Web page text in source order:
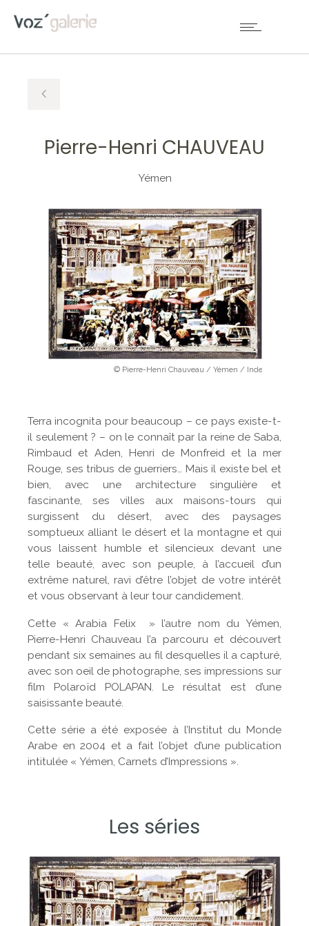
Pierre-Henri CHAUVEAU
Yémen
© Pierre-Henri Chauveau / Yémen / Inde
Terra incognita pour beaucoup – ce pays existe-t-
il seulement ? – on le connaît par la reine de Saba,
Rimbaud et Aden, Henri de Monfreid et la mer
Rouge, ses tribus de guerriers… Mais il existe bel et
bien, avec une architecture singulière et
fascinante, ses villes aux maisons-tours qui
surgissent du désert, avec des paysages
somptueux alliant le désert et la montagne et qui
vous laissent humble et silencieux devant une
telle beauté, avec son peuple, à l’accueil d’un
extrême naturel, ravi d’être l’objet de votre intérêt
et vous observant à leur tour candidement.
Cette « Arabia Felix » l’autre nom du Yémen,
Pierre-Henri Chauveau l’a parcouru et découvert
pendant six semaines au fil desquelles il a capturé,
avec son oeil de photographe, ses impressions sur
film Polaroïd POLAPAN. Le résultat est d’une
saisissante beauté.
Cette série a été exposée à l’Institut du Monde
Arabe en 2004 et a fait l’objet d’une publication
intitulée « Yémen, Carnets d’Impressions ».
Les séries